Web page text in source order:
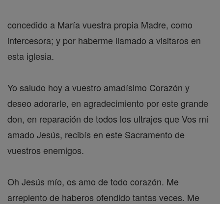
concedido a María vuestra propia Madre, como
intercesora; y por haberme llamado a visitaros en
esta iglesia.
Yo saludo hoy a vuestro amadísimo Corazón y
deseo adorarle, en agradecimiento por este grande
don, en reparación de todos los ultrajes que Vos mi
amado Jesús, recibís en este Sacramento de
vuestros enemigos.
Oh Jesús mío, os amo de todo corazón. Me
arrepiento de haberos ofendido tantas veces. Me